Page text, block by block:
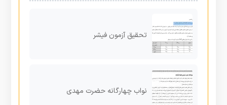
تحقیق آزمون فیشر
نواب چهارگانه حضرت مهدی